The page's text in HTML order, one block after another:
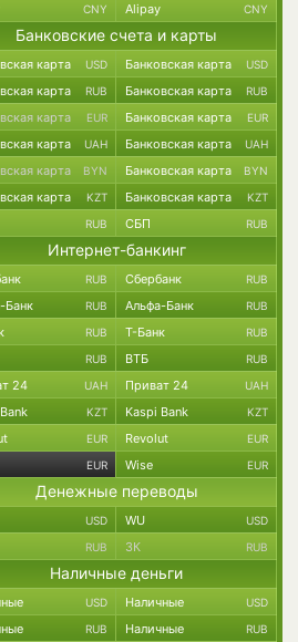
CNY Alipay CNY
Банковские счета и карты
карта USD Банковская карта USD
карта RUB Банковская карта RUB
карта EUR Банковская карта EUR
карта UAH Банковская карта UAH
карта BYN Банковская карта BYN
карта KZT Банковская карта KZT
RUB СБП RUB
Интернет-банкинг
RUB Сбербанк RUB
Банк RUB Альфа-Банк RUB
RUB Т-Банк RUB
RUB ВТБ RUB
24 UAH Приват 24 UAH
KZT Kaspi Bank KZT
EUR Revolut EUR
EUR Wise EUR
Денежные переводы
USD WU USD
RUB ЗК RUB
Наличные деньги
USD Наличные USD
RUB Наличные RUB